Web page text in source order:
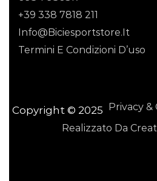
+39 338 7818 211
Info@biciesportstore.it
Termini E Condizioni D’uso
Copyright © 2025
Privacy &
Realizzato Da